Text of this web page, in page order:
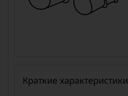
Краткие характеристики